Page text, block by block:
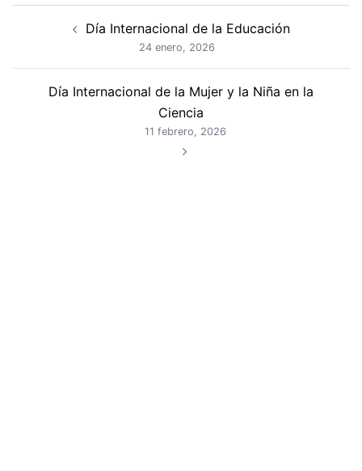
Día Internacional de la Educación
24 enero, 2026
Día Internacional de la Mujer y la Niña en la
Ciencia
11 febrero, 2026